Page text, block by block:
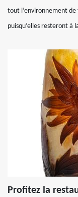
tout l’environnement de
puisqu’elles resteront à
Profitez la